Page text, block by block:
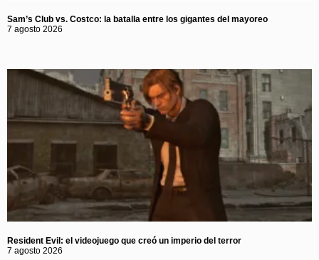
Sam’s Club vs. Costco: la batalla entre los gigantes del mayoreo
7 agosto 2026
Resident Evil: el videojuego que creó un imperio del terror
7 agosto 2026